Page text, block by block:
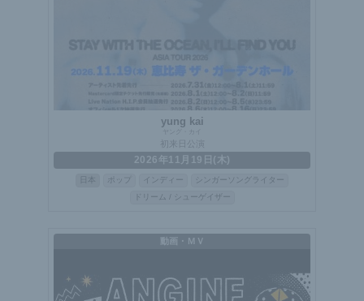
yung kai
2026年11月19日(木)
ポップ インディー
シンガーソングライター
ドリーム / シューゲイザー
動画・ＭＶ